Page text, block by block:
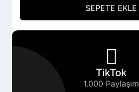
SEPETE EKLE
TikTok
1.000 Paylaşım